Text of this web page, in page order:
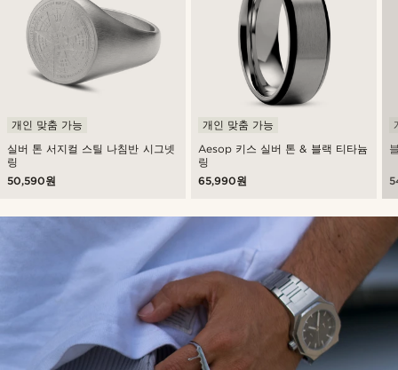
실버 톤 서지컬 스틸 나침반 시그넷
링
개인 맞춤 가능
50,590원
Aesop 키스 실버 톤 & 블랙 티타늄
링
개인 맞춤 가능
65,990원